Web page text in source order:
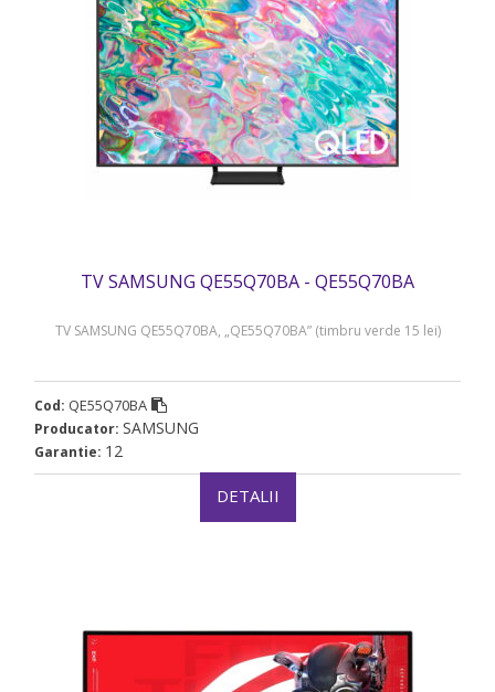
TV SAMSUNG QE55Q70BA - QE55Q70BA
TV SAMSUNG QE55Q70BA, „QE55Q70BA” (timbru verde 15 lei)
Cod: QE55Q70BA
Producator: SAMSUNG
Garantie: 12
DETALII